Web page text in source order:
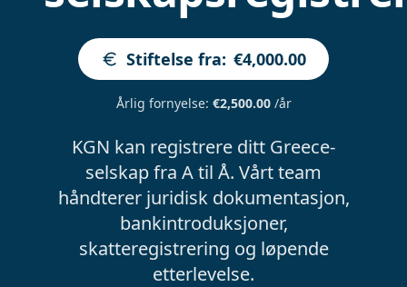
Stiftelse fra: €4,000.00
Årlig fornyelse: €2,500.00 /år
KGN kan registrere ditt Greece-
selskap fra A til Å. Vårt team
håndterer juridisk dokumentasjon,
bankintroduksjoner,
skatteregistrering og løpende
etterlevelse.